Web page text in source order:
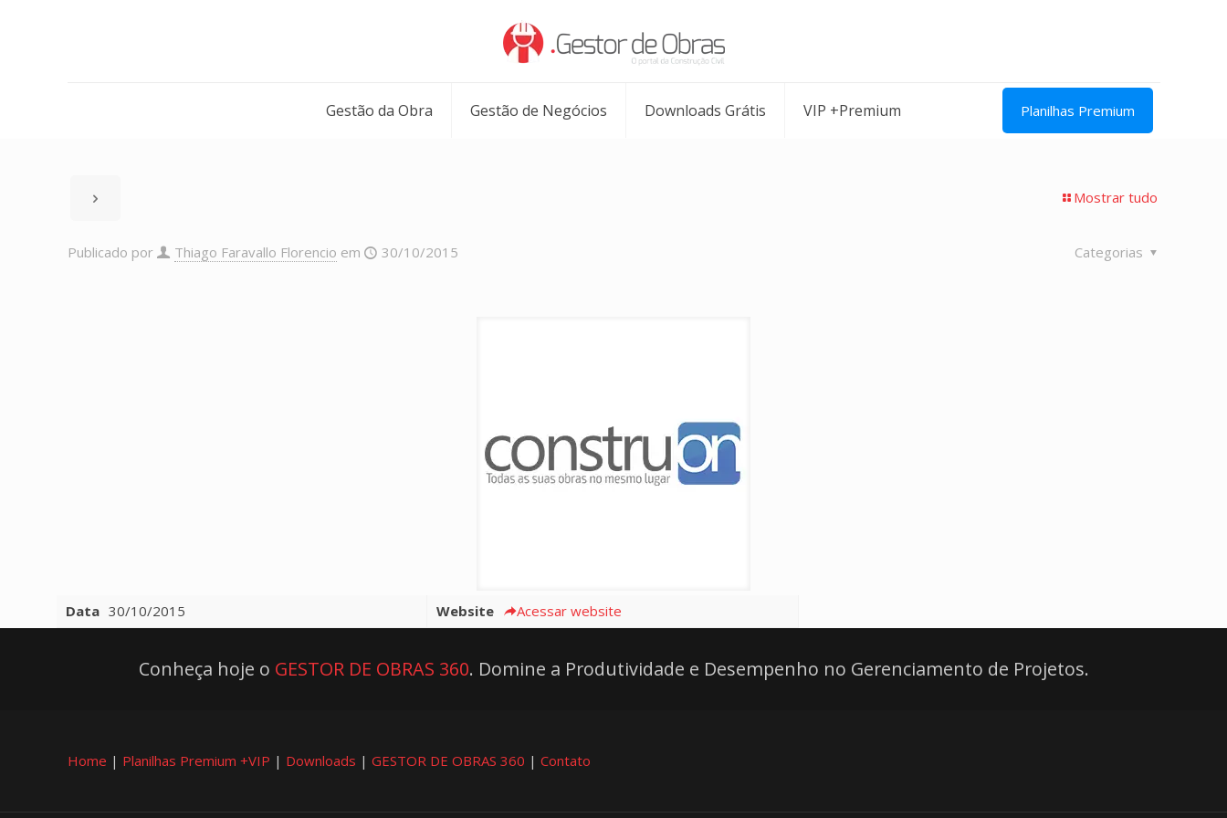
Gestão da Obra Gestão de Negócios Downloads Grátis VIP +Premium Planilhas Premium
Mostrar tudo
Publicado por Thiago Faravallo Florencio em 30/10/2015 Categorias
Data 30/10/2015 Website Acessar website
Conheça hoje o GESTOR DE OBRAS 360. Domine a Produtividade e Desempenho no Gerenciamento de Projetos.
Home | Planilhas Premium +VIP | Downloads | GESTOR DE OBRAS 360 | Contato